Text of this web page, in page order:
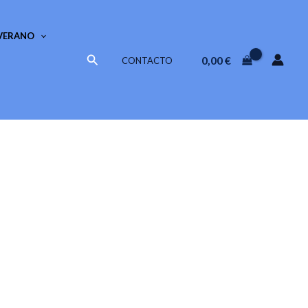
BuscarCONTACTO 0,00€